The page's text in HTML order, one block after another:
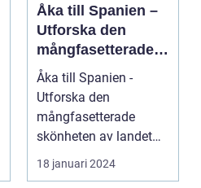
Åka till Spanien –
Utforska den
mångfasetterade
skönheten av
landet
Åka till Spanien -
Utforska den
mångfasetterade
skönheten av landet
Spanien, ett land som
inte bar...
18 januari 2024